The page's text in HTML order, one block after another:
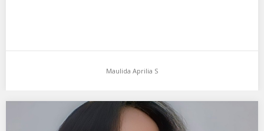
Maulida Aprilia S
Emilia Dwi Septi Herwianti Ningrum